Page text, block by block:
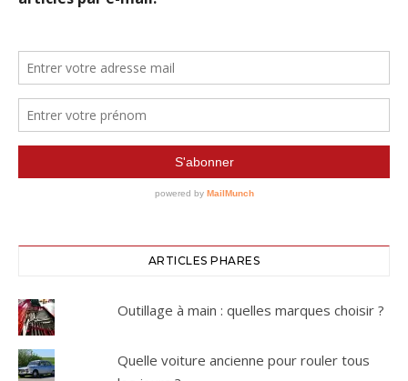
ARTICLES PHARES
Outillage à main : quelles marques choisir ?
Quelle voiture ancienne pour rouler tous